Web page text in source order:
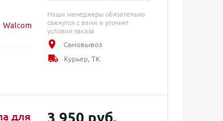
Walcom
Наши менеджеры обязательно
свяжутся с вами и уточнят
условия заказа
Самовывоз
Курьер, ТК
для
3 950 руб.